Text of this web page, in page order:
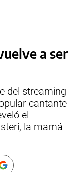
a ser
del streaming
cantante
el
la mamá